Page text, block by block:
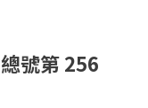
號第 256